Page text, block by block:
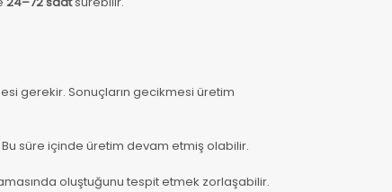
gerekir. Sonuçların gecikmesi üretim
süre içinde üretim devam etmiş olabilir.
oluştuğunu tespit etmek zorlaşabilir.